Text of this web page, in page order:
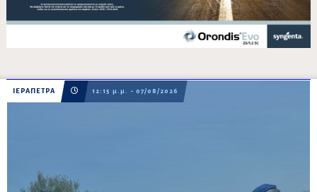
ΙΕΡΑΠΕΤΡΑ 12:15 μ.μ. - 07/08/2026